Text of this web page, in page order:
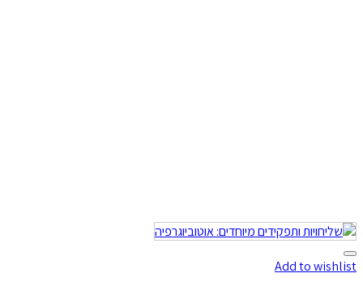
Add to wishlist